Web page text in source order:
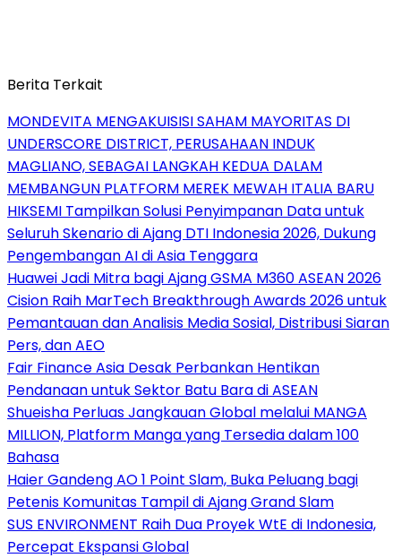
Berita Terkait
MONDEVITA MENGAKUISISI SAHAM MAYORITAS DI
UNDERSCORE DISTRICT, PERUSAHAAN INDUK
MAGLIANO, SEBAGAI LANGKAH KEDUA DALAM
MEMBANGUN PLATFORM MEREK MEWAH ITALIA BARU
HIKSEMI Tampilkan Solusi Penyimpanan Data untuk
Seluruh Skenario di Ajang DTI Indonesia 2026, Dukung
Pengembangan AI di Asia Tenggara
Huawei Jadi Mitra bagi Ajang GSMA M360 ASEAN 2026
Cision Raih MarTech Breakthrough Awards 2026 untuk
Pemantauan dan Analisis Media Sosial, Distribusi Siaran
Pers, dan AEO
Fair Finance Asia Desak Perbankan Hentikan
Pendanaan untuk Sektor Batu Bara di ASEAN
Shueisha Perluas Jangkauan Global melalui MANGA
MILLION, Platform Manga yang Tersedia dalam 100
Bahasa
Haier Gandeng AO 1 Point Slam, Buka Peluang bagi
Petenis Komunitas Tampil di Ajang Grand Slam
SUS ENVIRONMENT Raih Dua Proyek WtE di Indonesia,
Percepat Ekspansi Global